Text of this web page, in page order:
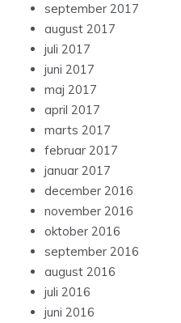
september 2017
august 2017
juli 2017
juni 2017
maj 2017
april 2017
marts 2017
februar 2017
januar 2017
december 2016
november 2016
oktober 2016
september 2016
august 2016
juli 2016
juni 2016